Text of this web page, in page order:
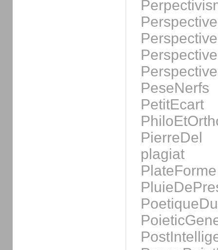
PeseNerfs
PetitEcart
PierreDel
plagiat
PlateForme